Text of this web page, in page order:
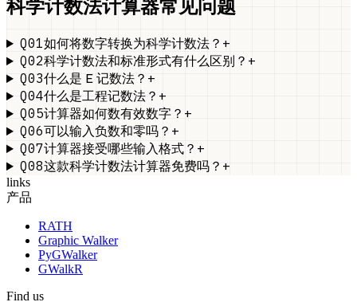
科学计数法计算器常见问题
Q01如何将数字转换为科学计数法？ +
Q02科学计数法和标准形式有什么区别？ +
Q03什么是 E 记数法？ +
Q04什么是工程记数法？ +
Q05计算器如何数有效数字？ +
Q06可以输入负数和零吗？ +
Q07计算器接受哪些输入格式？ +
Q08这款科学计数法计算器免费吗？ +
links
产品
RATH
Graphic Walker
PyGWalker
GWalkR
Find us